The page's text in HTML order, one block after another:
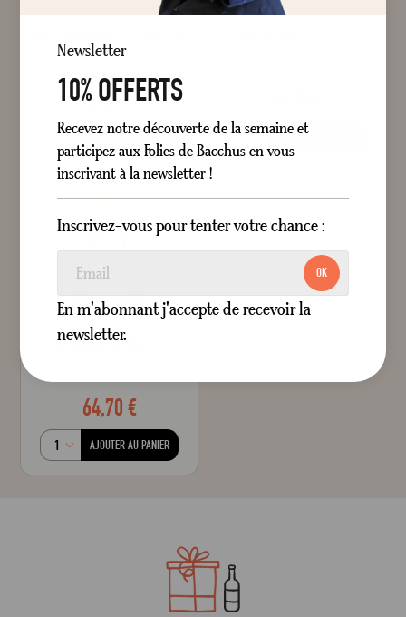
65,00 €
AJOUTER AU PANIER AJOUTER AU PANIER
DOUCEUR VANILLE
Rhum Agricole Bally VO
64,70 €
AJOUTER AU PANIER
Newsletter
10% OFFERTS
Recevez notre découverte de la semaine et
participez aux Folies de Bacchus en vous
inscrivant à la newsletter !
Inscrivez-vous pour tenter votre chance :
OK
En m'abonnant j'accepte de recevoir la
newsletter.